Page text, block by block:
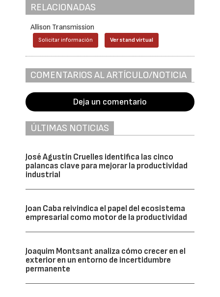
RELACIONADAS
Allison Transmission
Solicitar información Ver stand virtual
COMENTARIOS AL ARTÍCULO/NOTICIA
Deja un comentario
ÚLTIMAS NOTICIAS
José Agustín Cruelles identifica las cinco
palancas clave para mejorar la productividad
industrial
Joan Caba reivindica el papel del ecosistema
empresarial como motor de la productividad
Joaquim Montsant analiza cómo crecer en el
exterior en un entorno de incertidumbre
permanente